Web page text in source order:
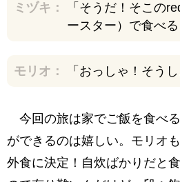
ミヅキ：
「そうだ！そこの
ースター）で食べる
モリオ： 「おっしゃ！そうし
今回の旅は家でご飯を食べ
ができるのは嬉しい。モリオ
外食に決定！自炊ばかりだと